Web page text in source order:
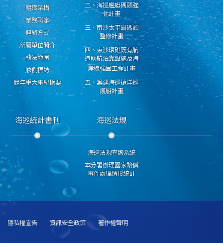
組織架構
業務職掌
連絡方式
所屬單位簡介
執法範圍
舷側標誌
歷年重大事紀摘要
二、海巡艦艇碼頭強
化計畫
三、南沙太平島碼頭
整修計畫
四、東沙環礁既有航
道助航泊靠設施及海
岸線強固工程計畫
五、籌建海巡遠洋巡
護船計畫
海巡統計書刊 海巡法規
海巡法規查詢系統
本分署辦理國家賠償
事件處理情形統計
隱私權宣告 資訊安全政策 著作權聲明